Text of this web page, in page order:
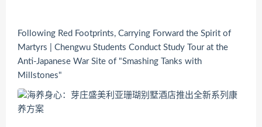
Following Red Footprints, Carrying Forward the Spirit of
Martyrs | Chengwu Students Conduct Study Tour at the
Anti-Japanese War Site of "Smashing Tanks with
Millstones"